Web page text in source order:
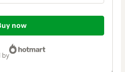
now
by